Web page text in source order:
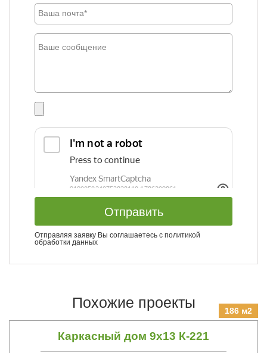
Отправить
Отправляя заявку Вы соглашаетесь с политикой
обработки данных
Похожие проекты 186 м2
Каркасный дом 9х13 К-221